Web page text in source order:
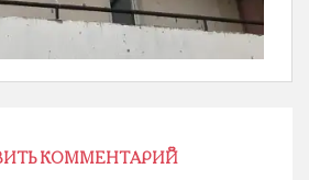
КОММЕНТАРИЙ